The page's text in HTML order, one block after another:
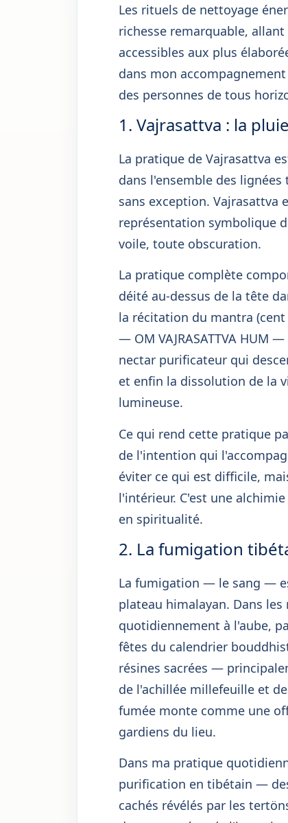
Les rituels de nettoyage
richesse remarquable,
accessibles aux plus
dans mon
des personnes de tous
1. Vajrasattva : la
La pratique de Vajrasattva
dans l'ensemble des
sans exception. Vajrasattva
représentation symbolique
voile, toute obscuration.
La pratique complète
déité au-dessus de la tête
la récitation du mantra
— OM VAJRASATTVA HUM
nectar purificateur qui
et enfin la dissolution de la
lumineuse.
Ce qui rend cette pratique
de l'intention qui
éviter ce qui est difficile,
l'intérieur. C'est une
en spiritualité.
2. La fumigation
La fumigation — le sang —
plateau himalayan. Dans
quotidiennement à l'aube,
fêtes du calendrier
résines sacrées —
de l'achillée millefeuille et
fumée monte comme une
gardiens du lieu.
Dans ma pratique
purification en tibétain —
cachés révélés par les